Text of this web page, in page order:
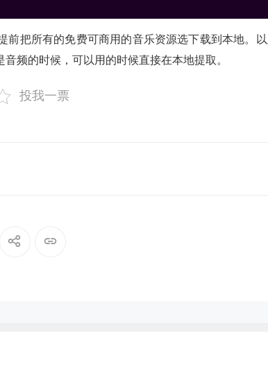
前把所有的免费可商用的音乐资源选下载到本地。
频的时候，可以用的时候直接在本地提取。
投我一票